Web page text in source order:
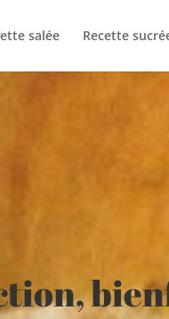
salée Recette